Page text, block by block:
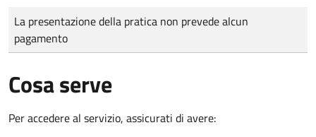
Tipo di pagamento
Importo
La presentazione della pratica non prevede alcun
pagamento
Cosa serve
Per accedere al servizio, assicurati di avere: